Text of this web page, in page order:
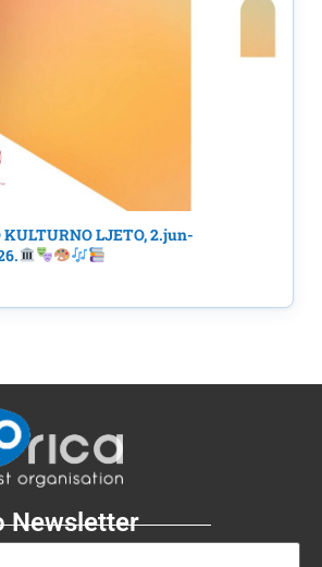
KULTURNO LJETO, 2.jun-
Newsletter